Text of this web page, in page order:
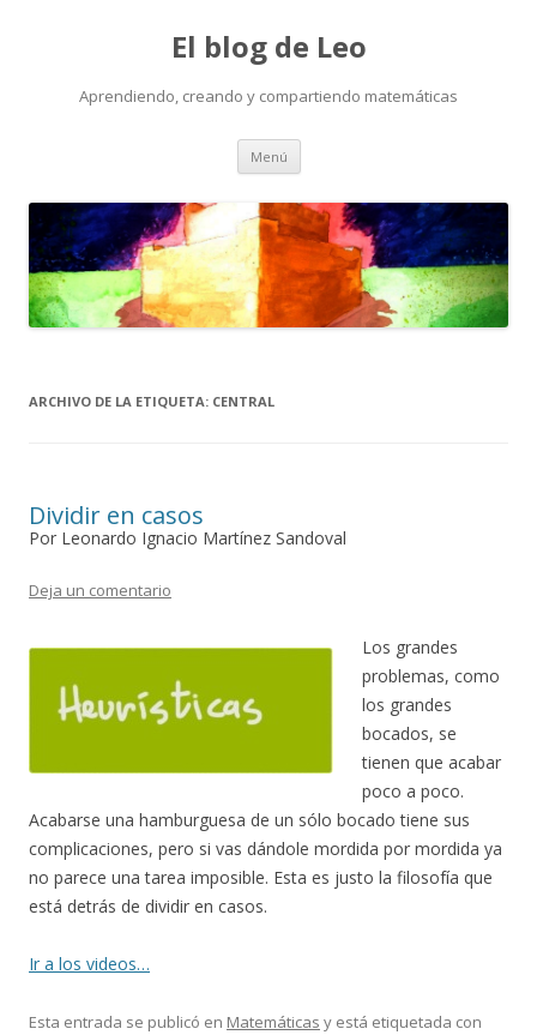
El blog de Leo
Aprendiendo, creando y compartiendo matemáticas
Menú Saltar
contenido
ARCHIVO DE LA ETIQUETA: CENTRAL
Dividir en casos
Por Leonardo Ignacio Martínez Sandoval
Deja un comentario
Los grandes
problemas, como
los grandes
bocados, se
tienen que acabar
poco a poco.
Acabarse una hamburguesa de un sólo bocado tiene sus
complicaciones, pero si vas dándole mordida por mordida ya
no parece una tarea imposible. Esta es justo la filosofía que
está detrás de dividir en casos.
Ir a los videos…
Esta entrada se publicó en Matemáticas y está etiquetada con